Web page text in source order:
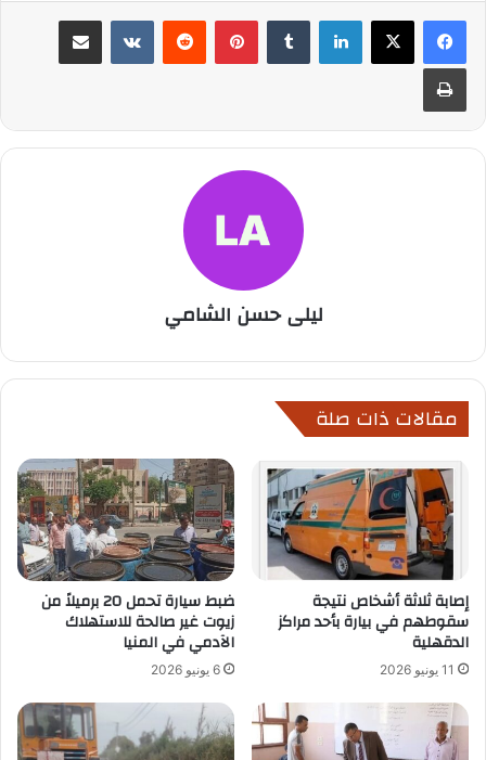
لينكدإن بينتيريست مشاركة عبر البريد
طباعة
ليلى حسن الشامي
مقالات ذات صلة
إصابة ثلاثة أشخاص نتيجة
سقوطهم في بيارة بأحد مراكز
الدقهلية
11 يونيو 2026
ضبط سيارة تحمل 20 برميلاً من
زيوت غير صالحة للاستهلاك
الآدمي في المنيا
6 يونيو 2026